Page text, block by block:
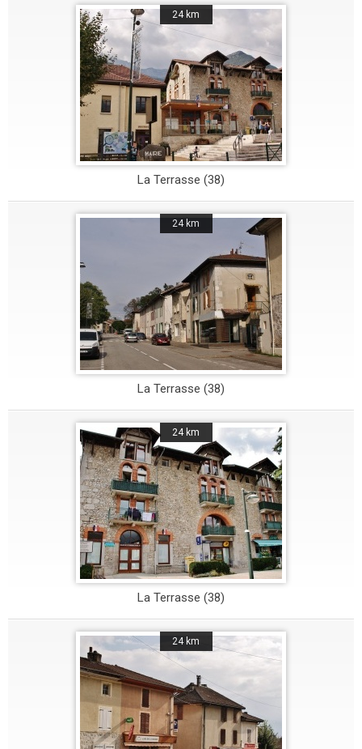
24 km
La Terrasse (38)
24 km
La Terrasse (38)
24 km
La Terrasse (38)
24 km